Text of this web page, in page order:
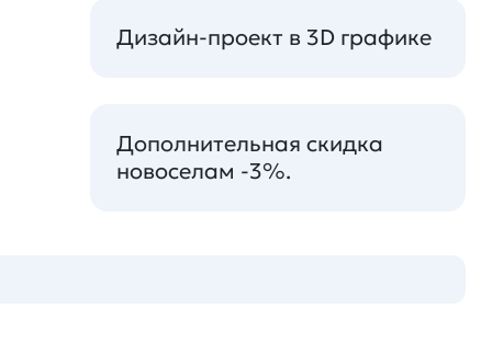
Дизайн-проект в 3D графике
Дополнительная скидка
новоселам -3%.